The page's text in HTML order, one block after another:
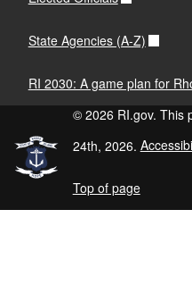
State Agencies (A-Z)
RI 2030: A game plan for
© 2026 RI.gov. This
24th, 2026.
Top of page